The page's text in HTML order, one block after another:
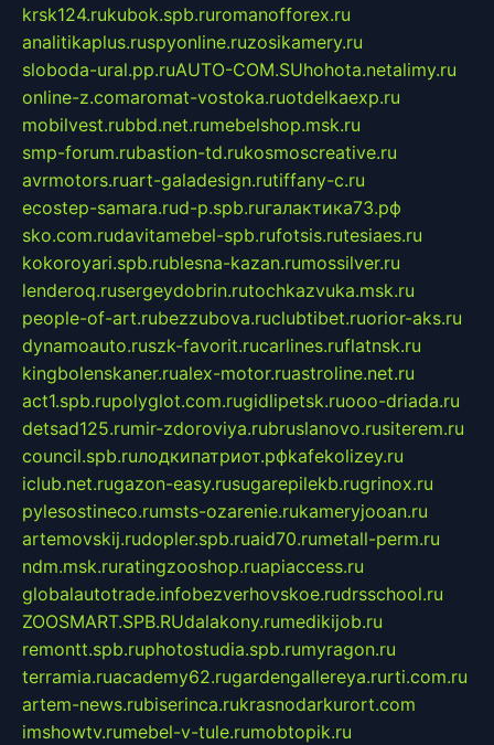
krsk124.rukubok.spb.ruromanofforex.ru
analitikaplus.ruspyonline.ruzosikamery.ru
sloboda-ural.pp.ruAUTO-COM.SUhohota.netalimy.ru
online-z.comaromat-vostoka.ruotdelkaexp.ru
mobilvest.rubbd.net.rumebelshop.msk.ru
smp-forum.rubastion-td.rukosmoscreative.ru
avrmotors.ruart-galadesign.rutiffany-c.ru
ecostep-samara.rud-p.spb.ruгалактика73.рф
sko.com.rudavitamebel-spb.rufotsis.rutesiaes.ru
kokoroyari.spb.rublesna-kazan.rumossilver.ru
lenderoq.rusergeydobrin.rutochkazvuka.msk.ru
people-of-art.rubezzubova.ruclubtibet.ruorior-aks.ru
dynamoauto.ruszk-favorit.rucarlines.ruflatnsk.ru
kingbolenskaner.rualex-motor.ruastroline.net.ru
act1.spb.rupolyglot.com.rugidlipetsk.ruooo-driada.ru
detsad125.rumir-zdoroviya.rubruslanovo.rusiterem.ru
council.spb.ruлодкипатриот.рфkafekolizey.ru
iclub.net.rugazon-easy.rusugarepilekb.rugrinox.ru
pylesostineco.rumsts-ozarenie.rukameryjooan.ru
artemovskij.rudopler.spb.ruaid70.rumetall-perm.ru
ndm.msk.ruratingzooshop.ruapiaccess.ru
globalautotrade.infobezverhovskoe.rudrsschool.ru
ZOOSMART.SPB.RUdalakony.rumedikijob.ru
remontt.spb.ruphotostudia.spb.rumyragon.ru
terramia.ruacademy62.rugardengallereya.rurti.com.ru
artem-news.rubiserinca.rukrasnodarkurort.com
imshowtv.rumebel-v-tule.rumobtopik.ru